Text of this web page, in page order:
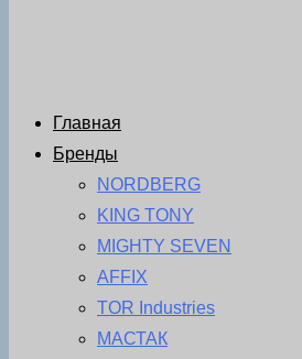
Главная
Бренды
NORDBERG
KING TONY
MIGHTY SEVEN
AFFIX
TOR Industries
МАСТАК